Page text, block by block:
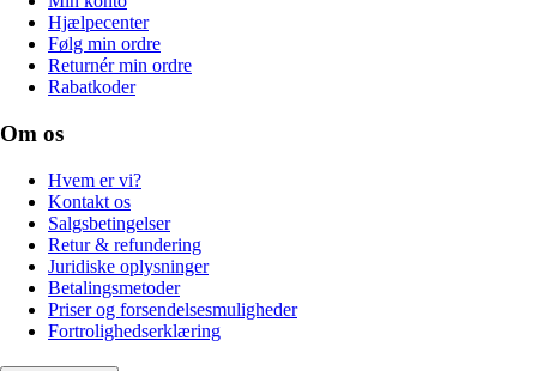
Hjælpecenter
Følg min ordre
Returnér min ordre
Rabatkoder
Om os
Hvem er vi?
Kontakt os
Salgsbetingelser
Retur & refundering
Juridiske oplysninger
Betalingsmetoder
Priser og forsendelsesmuligheder
Fortrolighedserklæring